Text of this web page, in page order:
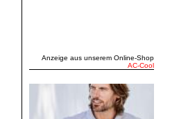
Anzeige aus unserem Online‑Shop
AC‑Cool